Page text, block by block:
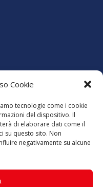
Cookie
tecnologie come i cookie
del dispositivo. Il
di elaborare dati come il
su questo sito. Non
negativamente su alcune